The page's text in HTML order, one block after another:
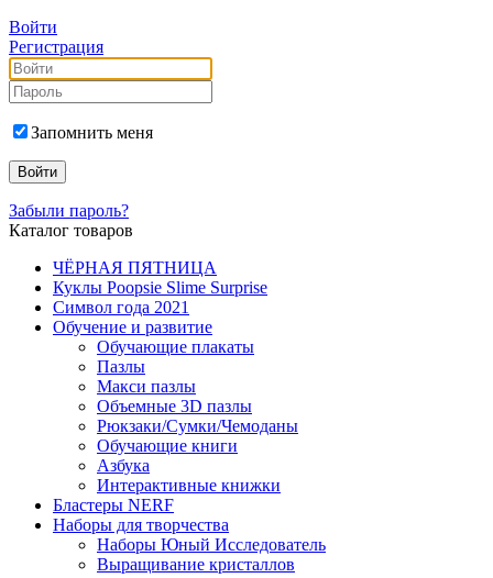
Войти
Регистрация
Запомнить меня
Забыли пароль?
Каталог товаров
ЧЁРНАЯ ПЯТНИЦА
Куклы Poopsie Slime Surprise
Символ года 2021
Обучение и развитие
Обучающие плакаты
Пазлы
Макси пазлы
Объемные 3D пазлы
Рюкзаки/Сумки/Чемоданы
Обучающие книги
Азбука
Интерактивные книжки
Бластеры NERF
Наборы для творчества
Наборы Юный Исследователь
Выращивание кристаллов